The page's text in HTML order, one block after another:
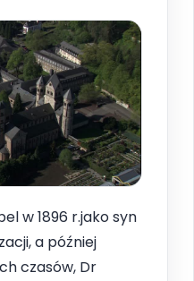
w 1896 r.jako syn
a później
czasów, Dr